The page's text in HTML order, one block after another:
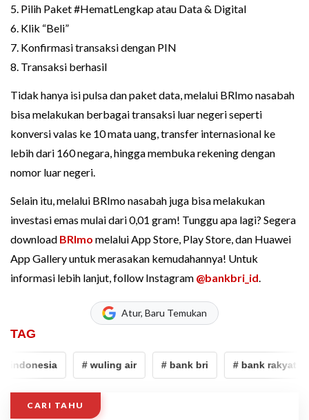
5. Pilih Paket #HematLengkap atau Data & Digital
6. Klik “Beli”
7. Konfirmasi transaksi dengan PIN
8. Transaksi berhasil
Tidak hanya isi pulsa dan paket data, melalui BRImo nasabah
bisa melakukan berbagai transaksi luar negeri seperti
konversi valas ke 10 mata uang, transfer internasional ke
lebih dari 160 negara, hingga membuka rekening dengan
nomor luar negeri.
Selain itu, melalui BRImo nasabah juga bisa melakukan
investasi emas mulai dari 0,01 gram! Tunggu apa lagi? Segera
download BRImo melalui App Store, Play Store, dan Huawei
App Gallery untuk merasakan kemudahannya! Untuk
informasi lebih lanjut, follow Instagram @bankbri_id
Atur, Baru Temukan
TAG
indonesia # wuling air # bank bri # bank rakyat
CARI TAHU